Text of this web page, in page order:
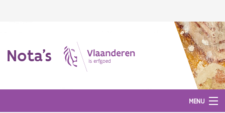
Nota's
MENU